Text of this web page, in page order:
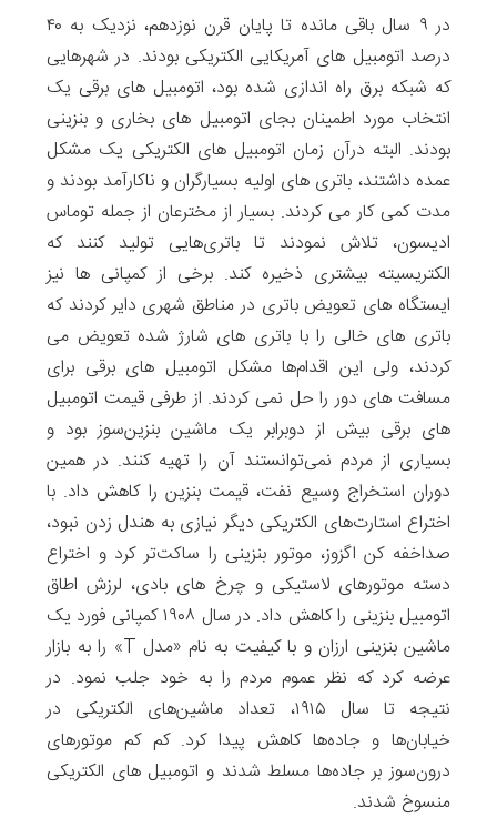
در ۹ سال باقی مانده ‫تا پایان قرن نوزدهم، نزدیک به ۴۰
درصد اتومبیل های آمریکایی الکتریکی بودند. در شهرهایی
که شبکه‌ برق راه اندازی شده بود، اتومبیل های برقی ‫یک
انتخاب مورد اطمینان بجای اتومبیل های بخاری و بنزینی
بودند. البته درآن زمان اتومبیل های الکتریکی ‫یک مشکل
عمده داشتند، باتری های اولیه‌ بسیارگران و ناکارآمد بودند و
مدت کمی کار می کردند. بسیار از مخترعان از جمله توماس
ادیسون، تلاش نمودند تا باتری‌هایی تولید کنند ‫که
الکتریسیته‌ بیشتری ذخیره کند. برخی از کمپانی ها نیز
ایستگاه‌ های تعویض باتری ‫در مناطق شهری دایر کردند که
باتری ‌های خالی را ‫با باتری های شارژ شده‌ تعویض می
کردند، ولی این اقدام‌ها مشکل‫ اتومبیل ‌های برقی برای
مسافت های دور را حل نمی کردند. از طرفی قیمت اتومبیل
های برقی بیش از ‫دوبرابر یک ماشین بنزین‌سوز بود و
بسیاری از مردم نمی‌توانستند ‫آن را تهیه کنند. در همین
دوران استخراج وسیع نفت، ‫قیمت بنزین را کاهش داد. با
اختراع استارت‌های الکتریکی ‫دیگر نیازی به هندل زدن نبود،
صداخفه کن اگزوز، موتور بنزینی را ساکت‌تر کرد و اختراع
دسته موتورهای لاستیکی و چرخ های بادی، لرزش اطاق
اتومبیل بنزینی را کاهش داد. در سال ۱۹۰۸ کمپانی فورد یک
ماشین بنزینی ارزان و با کیفیت به نام «مدل T» را به بازار
عرضه کرد ‫که نظر عموم مردم را به خود جلب نمود. در
نتیجه تا سال ۱۹۱۵، تعداد ماشین‌های الکتریکی در
‫خیابان‌ها و جاده‌ها کاهش پیدا کرد. کم کم موتورهای
درون‌سوز ‫بر جاده‌ها مسلط شدند و ‫اتومبیل های الکتریکی
منسوخ شدند.